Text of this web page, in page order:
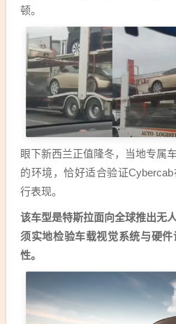
顿。
眼下新西兰正值隆冬，当地专属
的环境，恰好适合验证
行表现。
该车型是特斯拉面向全球推出无
须实地检验车载视觉系统与硬
性。